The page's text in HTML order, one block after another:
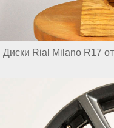
Диски Rial Milano R17